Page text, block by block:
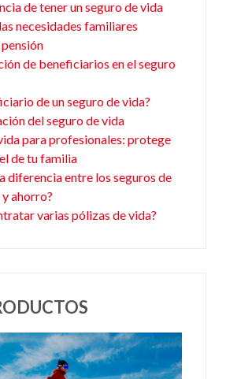
de tener un seguro de vida
necesidades familiares
de beneficiarios en el seguro
de un seguro de vida?
del seguro de vida
para profesionales: protege
de tu familia
diferencia entre los seguros de
ahorro?
varias pólizas de vida?